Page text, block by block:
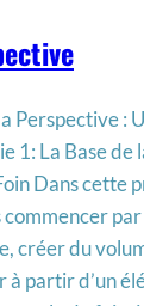
Perspective :
1: La Base de
Dans cette
commencer
créer du
à partir d’un